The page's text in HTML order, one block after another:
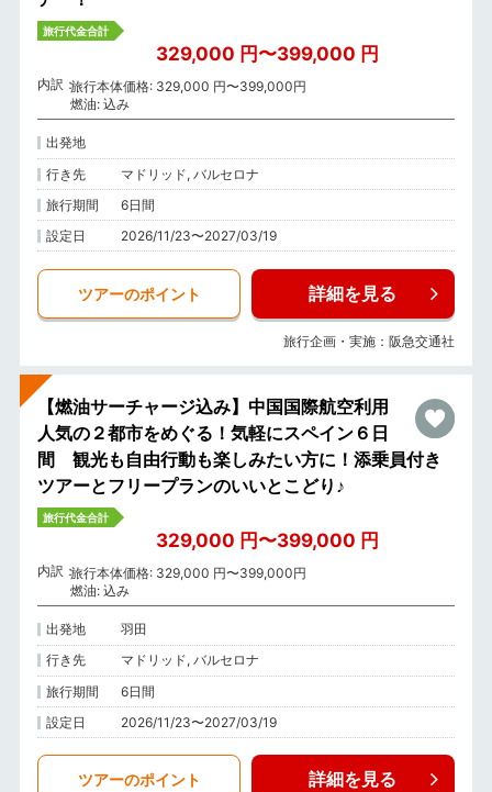
旅行代金合計
329,000 円〜399,000 円
内訳 旅行本体価格: 329,000 円〜399,000円
燃油: 込み
出発地
行き先
マドリッド, バルセロナ
旅行期間
6日間
設定日
2026/11/23〜2027/03/19
ツアーのポイント 詳細を見る
旅行企画・実施：阪急交通社
【燃油サーチャージ込み】中国国際航空利用
人気の２都市をめぐる！気軽にスペイン６日
間 観光も自由行動も楽しみたい方に！添乗員付き
ツアーとフリープランのいいとこどり♪
旅行代金合計
329,000 円〜399,000 円
内訳 旅行本体価格: 329,000 円〜399,000円
燃油: 込み
出発地
羽田
行き先
マドリッド, バルセロナ
旅行期間
6日間
設定日
2026/11/23〜2027/03/19
ツアーのポイント 詳細を見る